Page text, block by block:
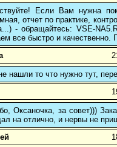
Если Вам нужна
отчет по практике,
- обращайтесь: VSE-
все быстро и качественно.
нашли то что нужно тут,
Оксаночка, за совет)))
на отлично, и нервы не